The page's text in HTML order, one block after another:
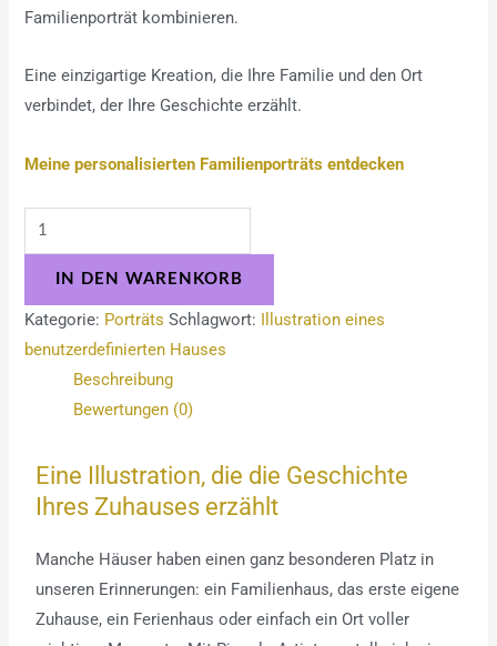
Familienporträt kombinieren.
Eine einzigartige Kreation, die Ihre Familie und den Ort
verbindet, der Ihre Geschichte erzählt.
Meine personalisierten Familienporträts entdecken
IN DEN WARENKORB
Kategorie: Porträts Schlagwort: Illustration eines
benutzerdefinierten Hauses
Beschreibung
Bewertungen (0)
Eine Illustration, die die Geschichte
Ihres Zuhauses erzählt
Manche Häuser haben einen ganz besonderen Platz in
unseren Erinnerungen: ein Familienhaus, das erste eigene
Zuhause, ein Ferienhaus oder einfach ein Ort voller